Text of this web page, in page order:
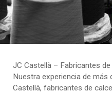
JC Castellà – Fabricantes
Nuestra experiencia de más
Castellà, fabricantes de